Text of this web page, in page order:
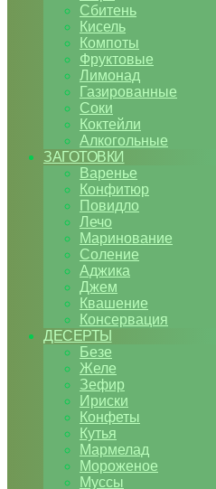
Сбитень
Кисель
Компоты
Фруктовые
Лимонад
Газированные
Соки
Коктейли
Алкогольные
ЗАГОТОВКИ
Варенье
Конфитюр
Повидло
Лечо
Маринование
Соление
Аджика
Джем
Квашение
Консервация
ДЕСЕРТЫ
Безе
Желе
Зефир
Ириски
Конфеты
Кутья
Мармелад
Мороженое
Муссы